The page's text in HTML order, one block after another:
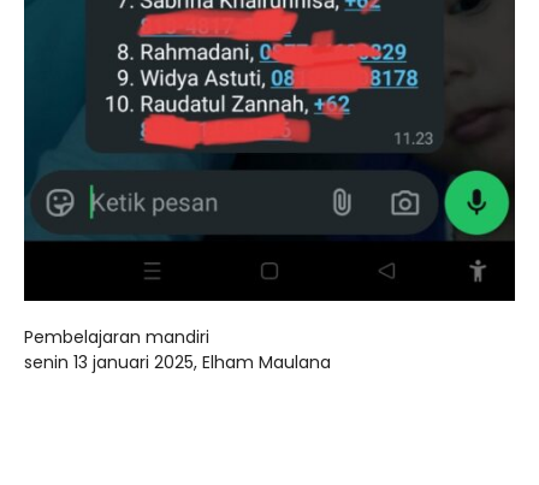
Pembelajaran mandiri
senin 13 januari 2025, Elham Maulana